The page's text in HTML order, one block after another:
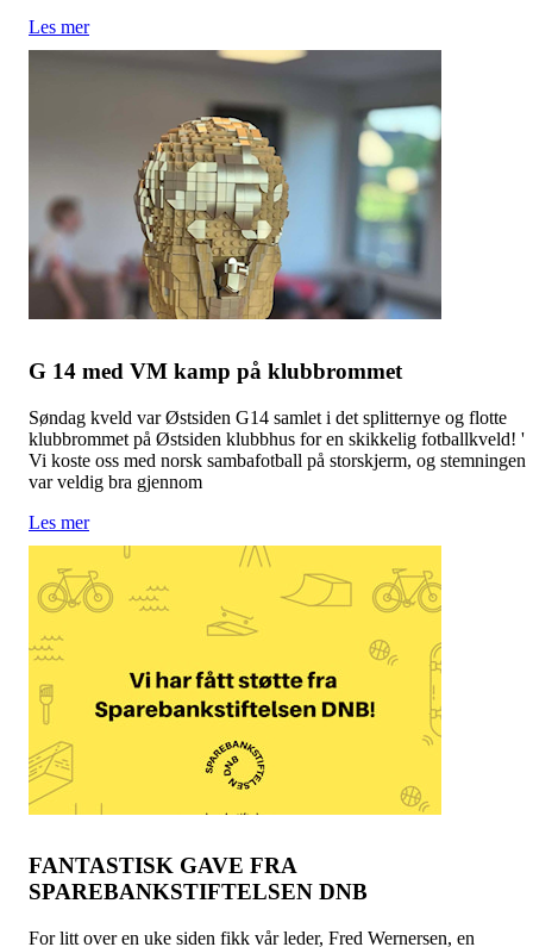
Les mer
G 14 med VM kamp på klubbrommet
Søndag kveld var Østsiden G14 samlet i det splitternye og flotte
klubbrommet på Østsiden klubbhus for en skikkelig fotballkveld! '
Vi koste oss med norsk sambafotball på storskjerm, og stemningen
var veldig bra gjennom
Les mer
FANTASTISK GAVE FRA
SPAREBANKSTIFTELSEN DNB
For litt over en uke siden fikk vår leder, Fred Wernersen, en